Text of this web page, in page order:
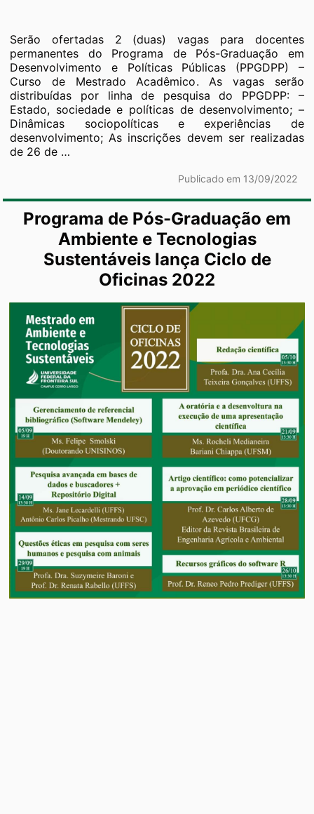
Serão ofertadas 2 (duas) vagas para docentes
permanentes do Programa de Pós-Graduação em
Desenvolvimento e Políticas Públicas (PPGDPP) –
Curso de Mestrado Acadêmico. As vagas serão
distribuídas por linha de pesquisa do PPGDPP: –
Estado, sociedade e políticas de desenvolvimento; –
Dinâmicas sociopolíticas e experiências de
desenvolvimento; As inscrições devem ser realizadas
de 26 de …
Programa
de
Pós-
Graduação
Desenvolvimento
e
Políticas
Públicas
Publicado em 13/09/2022
Programa de Pós-Graduação em
Ambiente e Tecnologias
Sustentáveis lança Ciclo de
Oficinas 2022